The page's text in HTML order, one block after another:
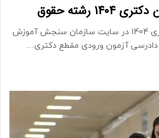
رشته حقوق
دفترچه سوالات آزمون دکتری 1404 در سایت سازمان سنجش آموزش
آزمون ورودی مقطع دکتری…